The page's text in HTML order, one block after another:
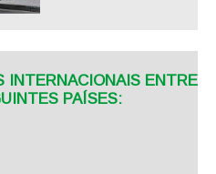
INTERNACIONAIS ENTRE
PAÍSES: